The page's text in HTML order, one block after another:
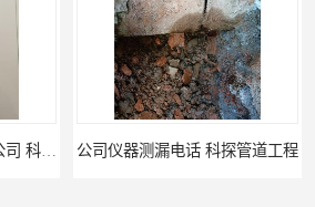
管道工程